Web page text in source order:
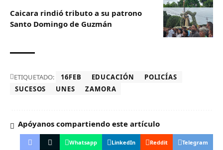
Caicara rindió tributo a su patrono
Santo Domingo de Guzmán
ETIQUETADO: 16FEB EDUCACIÓN
POLICÍAS
SUCESOS
UNES ZAMORA
Apóyanos compartiendo este artículo
Whatsapp LinkedIn Reddit Telegram